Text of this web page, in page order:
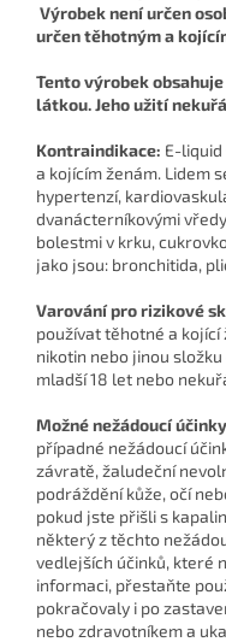
Výrobek není určen
určen těhotným a
Tento výrobek
látkou. Jeho užití
Kontraindikace: E-
a kojícím ženám. Lidem
hypertenzí,
dvanácterníkovými
bolestmi v krku,
jako jsou: bronchitida,
Varování pro rizikové
používat těhotné a
nikotin nebo jinou
mladší 18 let nebo
Možné nežádoucí
případné nežádoucí
závratě, žaludeční
podráždění kůže, očí
pokud jste přišli s
některý z těchto
vedlejších účinků, které
informaci, přestaňte
pokračovaly i po
nebo zdravotníkem a